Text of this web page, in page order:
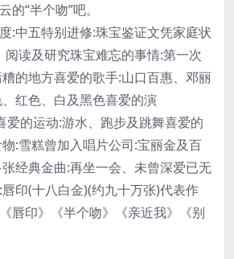
“半个吻”吧。
五特别进修:珠宝鉴证文凭家庭状
阅读及研究珠宝难忘的事情:第一次
的地方喜爱的歌手:山口百惠、邓丽
红色、白及黑色喜爱的演
的运动:游水、跑步及跳舞喜爱的
:雪糕曾加入唱片公司:宝丽金及百
经典金曲:再坐一会、未曾深爱已无
印(十八白金)(约九十万张)代表作
唇印》《半个吻》《亲近我》《别